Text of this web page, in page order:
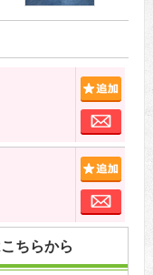
お問
お問
ちらから